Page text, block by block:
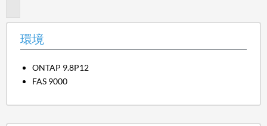
環境
ONTAP 9.8P12
FAS 9000